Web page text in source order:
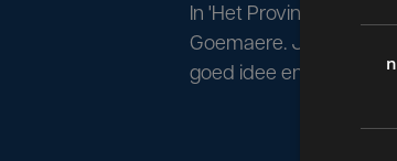
In 'Het Provinciaal
Goemaere. Joke is
goed idee en voor ze